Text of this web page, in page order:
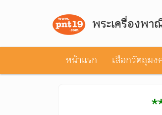
พระเครื่องพา
หน้าแรก เลือกวัตถุมง